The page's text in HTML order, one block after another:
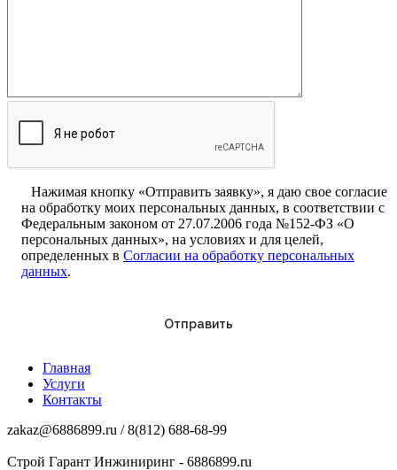
Нажимая кнопку «Отправить заявку», я даю свое согласие
на обработку моих персональных данных, в соответствии с
Федеральным законом от 27.07.2006 года №152-ФЗ «О
персональных данных», на условиях и для целей,
определенных в Согласии на обработку персональных
данных.
Главная
Услуги
Контакты
zakaz@6886899.ru / 8(812) 688-68-99
Строй Гарант Инжиниринг - 6886899.ru